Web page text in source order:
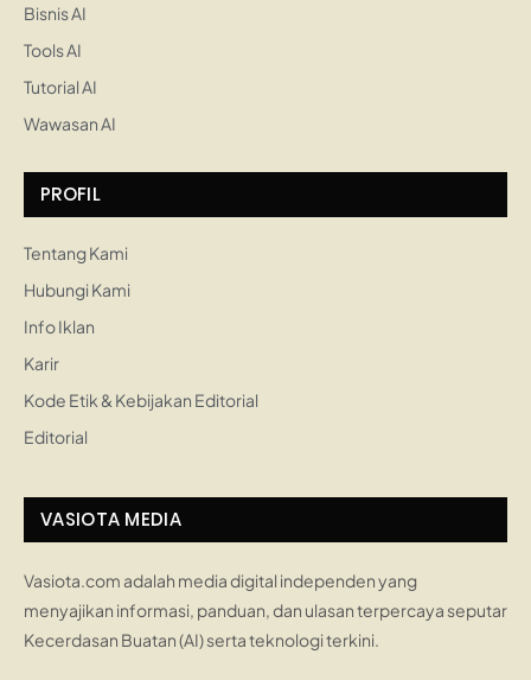
Bisnis AI
Tools AI
Tutorial AI
Wawasan AI
PROFIL
Tentang Kami
Hubungi Kami
Info Iklan
Karir
Kode Etik & Kebijakan Editorial
Editorial
VASIOTA MEDIA
Vasiota.com adalah media digital independen yang
menyajikan informasi, panduan, dan ulasan terpercaya seputar
Kecerdasan Buatan (AI) serta teknologi terkini.